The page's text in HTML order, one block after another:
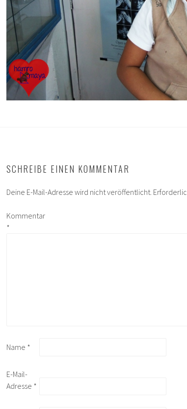
SCHREIBE EINEN KOMMENTAR
Deine E-Mail-Adresse wird nicht veröffentlicht.
Kommentar
*
Name *
E-Mail-
Adresse *